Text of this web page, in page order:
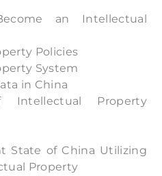
an Intellectual
Policies
System
in China
Intellectual Property
State of China Utilizing
Property